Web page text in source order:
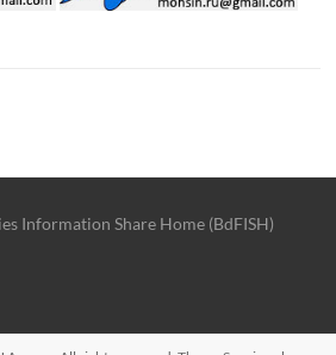
Information Share Home (BdFISH)